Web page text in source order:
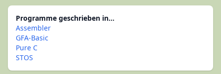
Programme geschrieben in...
Assembler
GFA-Basic
Pure C
STOS